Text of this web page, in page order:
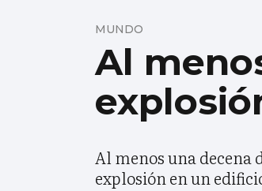
Al
MUNDO
Al menos una decena
explosión en un